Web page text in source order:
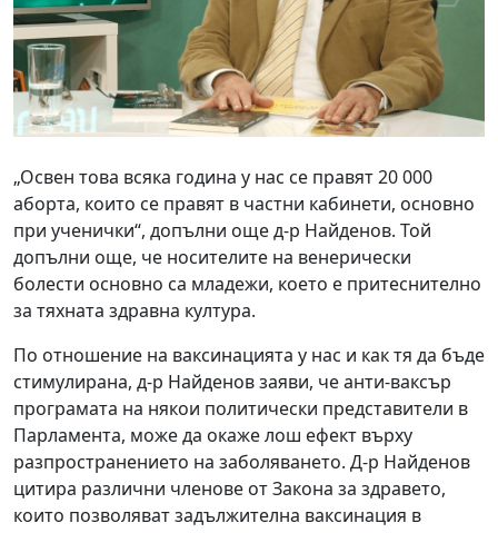
„Освен това всяка година у нас се правят 20 000
аборта, които се правят в частни кабинети, основно
при ученички“, допълни още д-р Найденов. Той
допълни още, че носителите на венерически
болести основно са младежи, което е притеснително
за тяхната здравна култура.
По отношение на ваксинацията у нас и как тя да бъде
стимулирана, д-р Найденов заяви, че анти-ваксър
програмата на някои политически представители в
Парламента, може да окаже лош ефект върху
разпространението на заболяването. Д-р Найденов
цитира различни членове от Закона за здравето,
които позволяват задължителна ваксинация в